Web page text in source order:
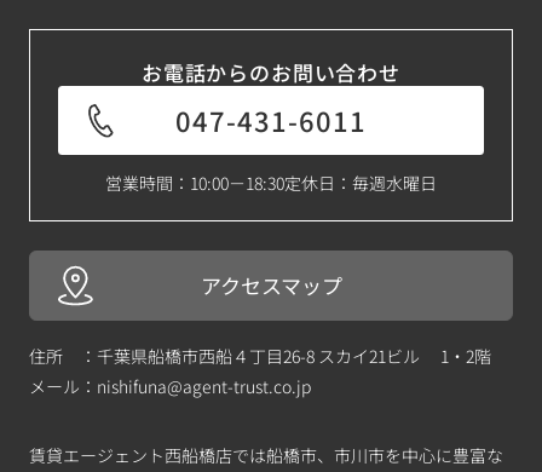
お電話からのお問い合わせ
047-431-6011
営業時間：10:00－18:30定休日：毎週水曜日
アクセスマップ
住所 ：千葉県船橋市西船４丁目26-8 スカイ21ビル 1・2階
メール： nishifuna@agent-trust.co.jp
賃貸エージェント西船橋店では船橋市、市川市を中心に豊富な